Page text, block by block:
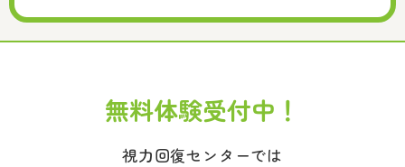
無料体験受付中！
視力回復センターでは